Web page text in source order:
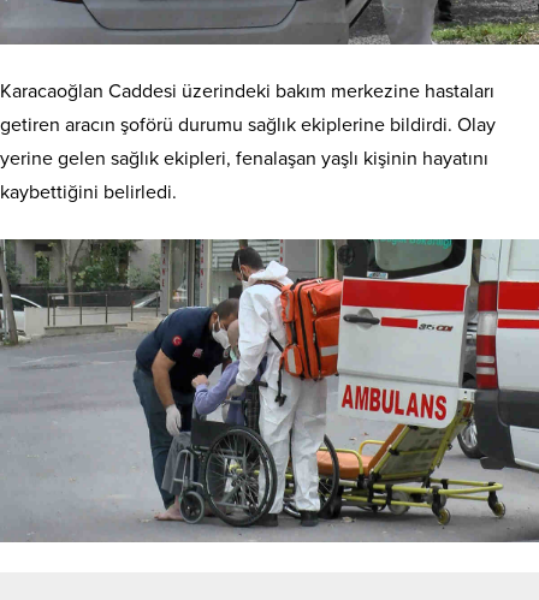
Karacaoğlan Caddesi üzerindeki bakım merkezine hastaları
getiren aracın şoförü durumu sağlık ekiplerine bildirdi. Olay
yerine gelen sağlık ekipleri, fenalaşan yaşlı kişinin hayatını
kaybettiğini belirledi.